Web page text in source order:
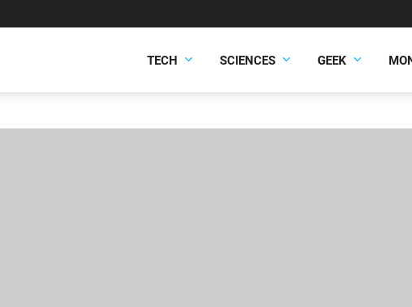
TECH SCIENCES GEEK